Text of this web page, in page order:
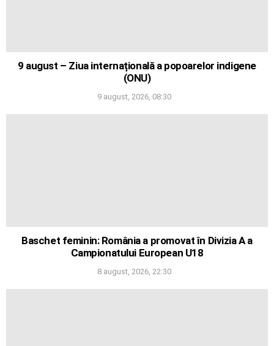
9 august – Ziua internațională a popoarelor indigene
(ONU)
9 august, 2026, 08:30
Baschet feminin: România a promovat în Divizia A a
Campionatului European U18
8 august, 2026, 22:30